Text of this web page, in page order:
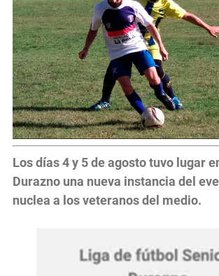
Los días 4 y 5 de agosto tuvo lugar
Durazno una nueva instancia del
nuclea a los veteranos del medio.